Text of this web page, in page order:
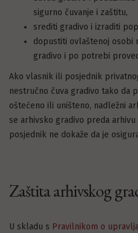
sigurno čuvanje i zaštitu,
srediti gradivo i izraditi
dopustiti ovlaštenoj osobi
gradivo i po potrebi
Ako vlasnik ili posjednik
nestručno čuva gradivo tako da
oštećeno ili uništeno, nadležni
se arhivsko gradivo preda
posjednik ne dokaže da je
Zaštita arhivskog
U skladu s Pravilnikom o